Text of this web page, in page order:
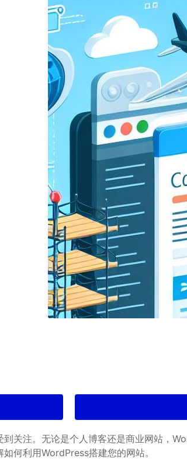
关注。无论是个人博客还是商业网站，
何利用WordPress搭建您的网站。